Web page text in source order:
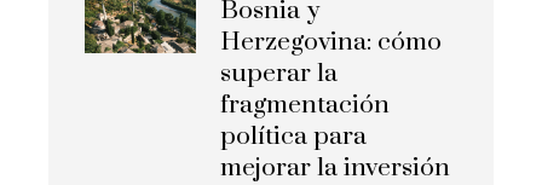
Bosnia y
Herzegovina: cómo
superar la
fragmentación
política para
mejorar la inversión